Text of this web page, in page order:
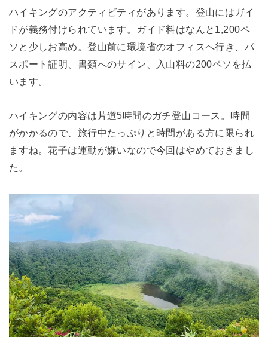
ハイキングのアクティビティがあります。登山にはガイ
ドが義務付けられています。ガイド料はなんと1,200ペ
ソと少しお高め。登山前に環境省のオフィスへ行き、パ
スポート証明、書類へのサイン、入山料の200ペソを払
います。
ハイキングの内容は片道5時間のガチ登山コース。時間
がかかるので、旅行中たっぷりと時間がある方に限られ
ますね。花子は運動が嫌いなので今回はやめておきまし
た。